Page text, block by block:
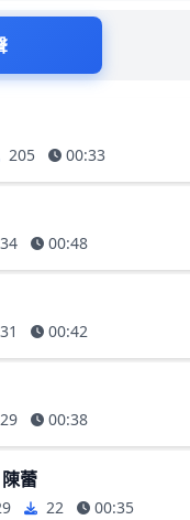
205 00:33
34 00:48
31 00:42
29 00:38
蕾
22 00:35